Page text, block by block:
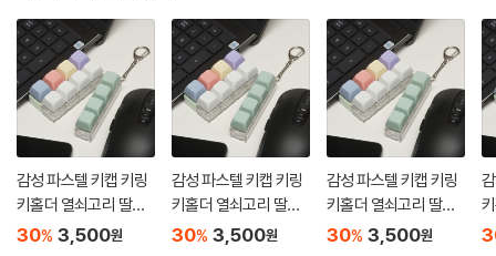
감성 파스텔 키캡 키링
키홀더 열쇠고리 딸깍
이
30% 3,500원
감성 파스텔 키캡 키링
키홀더 열쇠고리 딸깍
이
30% 3,500원
감성 파스텔 키캡 키링
키홀더 열쇠고리 딸깍
이
30% 3,500원
이